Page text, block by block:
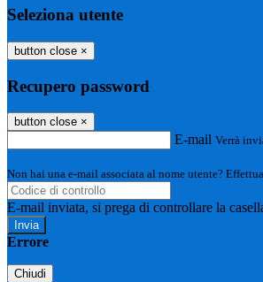
Seleziona utente
button close ×
Recupero password
button close ×
E-mail Verrà
Non hai una e-mail associata al nome utente?
E-mail inviata, si prega di controllare la
Errore
Chiudi